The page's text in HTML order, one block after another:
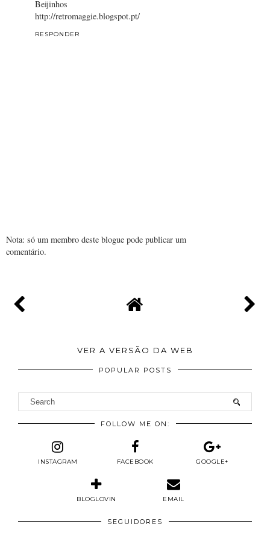
Beijinhos
http://retromaggie.blogspot.pt/
RESPONDER
Nota: só um membro deste blogue pode publicar um
comentário.
VER A VERSÃO DA WEB
POPULAR POSTS
FOLLOW ME ON:
INSTAGRAM FACEBOOK GOOGLE+
BLOGLOVIN EMAIL
SEGUIDORES